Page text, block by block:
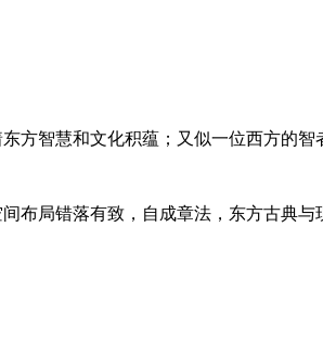
方智慧和文化积蕴；又似一位西方的
布局错落有致，自成章法，东方古典